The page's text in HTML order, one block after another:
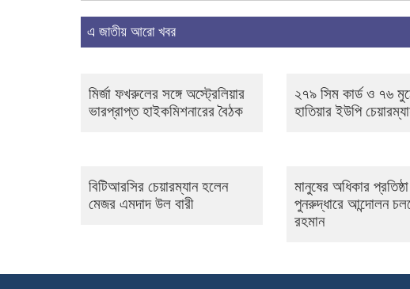
এ জাতীয় আরো খবর
মির্জা ফখরুলের সঙ্গে অস্ট্রেলিয়ার
ভারপ্রাপ্ত হাইকমিশনারের বৈঠক
২৭৯ সিম কার্ড ও ৭৬
হাতিয়ার ইউপি
বিটিআরসির চেয়ারম্যান হলেন
মেজর এমদাদ উল বারী
মানুষের অধিকার
পুনরুদ্ধারে আন্দোলন
রহমান